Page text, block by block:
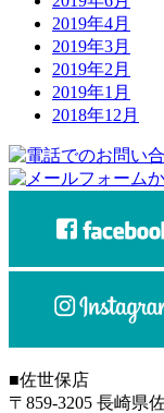
2019年4月
2019年3月
2019年2月
2019年1月
2018年12月
■佐世保店
〒859-3205 長崎県